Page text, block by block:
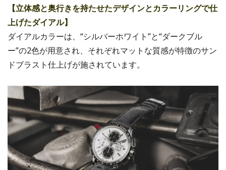
【立体感と奥行きを持たせたデザインとカラーリングで仕
上げたダイアル】
ダイアルカラーは、“シルバーホワイト”と“ダークブル
ー”の2色が用意され、それぞれマットな質感が特徴のサン
ドブラスト仕上げが施されています。